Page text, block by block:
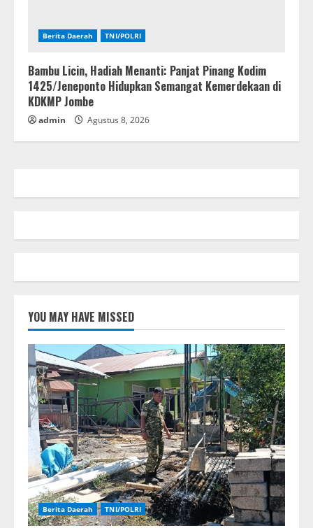
Berita Daerah TNI/POLRI
Bambu Licin, Hadiah Menanti: Panjat Pinang Kodim
1425/Jeneponto Hidupkan Semangat Kemerdekaan di
KDKMP Jombe
admin Agustus 8, 2026
YOU MAY HAVE MISSED
Berita Daerah TNI/POLRI